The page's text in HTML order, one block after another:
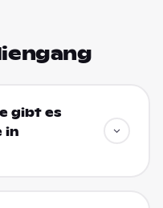
gibt es
in